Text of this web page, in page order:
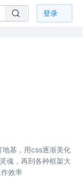
登录
基，用css逐渐美化
魂，再到各种框架大
效率